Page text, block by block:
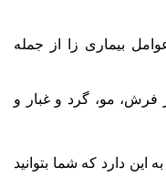
بیماری‌ زا از جمله
فرش، مو، گرد و غبار و
این دارد که شما بتوانید